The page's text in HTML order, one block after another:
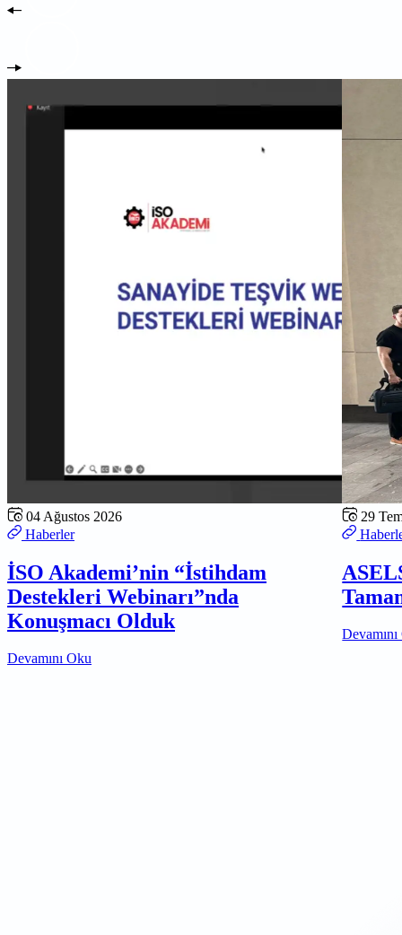
04 Ağustos 2026
Haberler
İSO Akademi’nin “İstihdam
Destekleri Webinarı”nda
Konuşmacı Olduk
Devamını Oku
29